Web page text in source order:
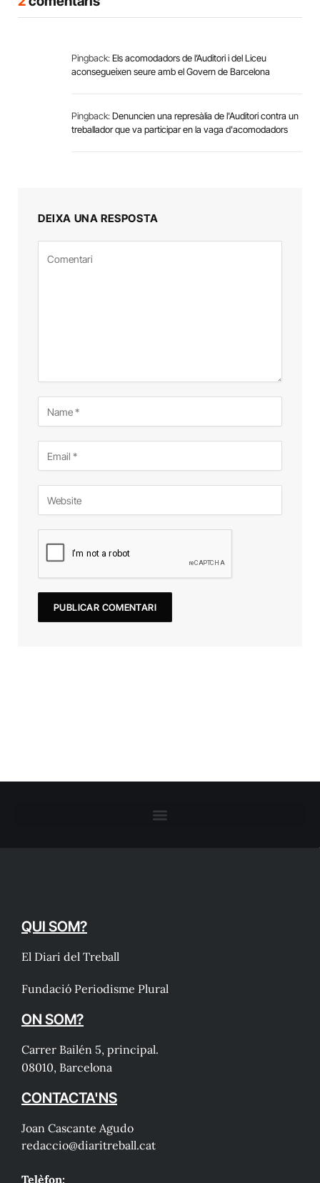
Pingback:Els acomodadors de l’Auditori i del Liceu
aconsegueixen seure amb el Govern de Barcelona
Pingback:Denuncien una represàlia de l'Auditori contra un
treballador que va participar en la vaga d'acomodadors
DEIXA UNA RESPOSTA
QUI SOM?
El Diari del Treball
Fundació Periodisme Plural
ON SOM?
Carrer Bailén 5, principal.
08010, Barcelona
CONTACTA'NS
Joan Cascante Agudo
redaccio@diaritreball.cat
Telèfon: